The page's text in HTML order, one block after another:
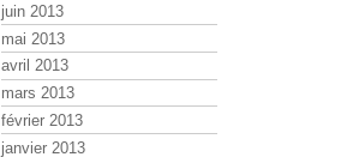
juin 2013
mai 2013
avril 2013
mars 2013
février 2013
janvier 2013